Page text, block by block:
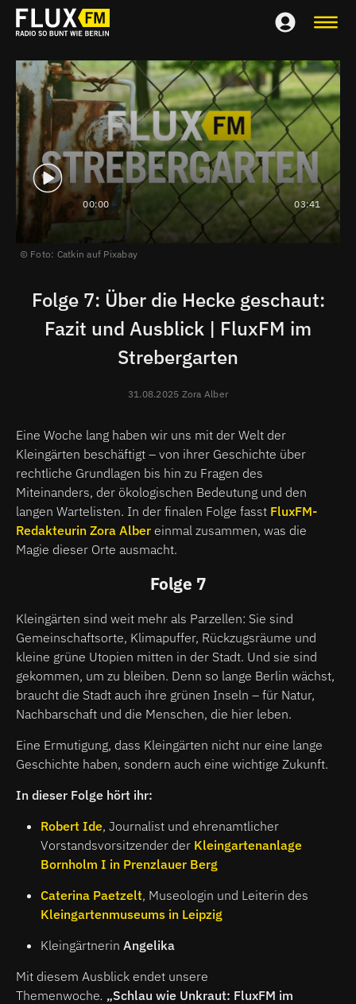
00:00 03:41
Foto: Catkin auf Pixabay
Folge 7: Über die Hecke geschaut:
Fazit und Ausblick | FluxFM im
Strebergarten
31.08.2025 Zora Alber
Eine Woche lang haben wir uns mit der Welt der
Kleingärten beschäftigt – von ihrer Geschichte über
rechtliche Grundlagen bis hin zu Fragen des
Miteinanders, der ökologischen Bedeutung und den
langen Wartelisten. In der finalen Folge fasst FluxFM-
Redakteurin Zora Alber einmal zusammen, was die
Magie dieser Orte ausmacht.
Folge 7
Kleingärten sind weit mehr als Parzellen: Sie sind
Gemeinschaftsorte, Klimapuffer, Rückzugsräume und
kleine grüne Utopien mitten in der Stadt. Und sie sind
gekommen, um zu bleiben. Denn so lange Berlin wächst,
braucht die Stadt auch ihre grünen Inseln – für Natur,
Nachbarschaft und die Menschen, die hier leben.
Eine Ermutigung, dass Kleingärten nicht nur eine lange
Geschichte haben, sondern auch eine wichtige Zukunft.
In dieser Folge hört ihr:
Robert Ide, Journalist und ehrenamtlicher
Vorstandsvorsitzender der Kleingartenanlage
Bornholm I in Prenzlauer Berg
Caterina Paetzelt, Museologin und Leiterin des
Kleingartenmuseums in Leipzig
Kleingärtnerin Angelika
Mit diesem Ausblick endet unsere
Themenwoche. „Schlau wie Unkraut: FluxFM im